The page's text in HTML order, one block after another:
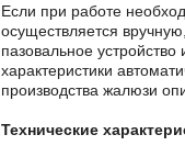
Если при работе
осуществляется
пазовальное
характеристики
производства жалюзи
Технические